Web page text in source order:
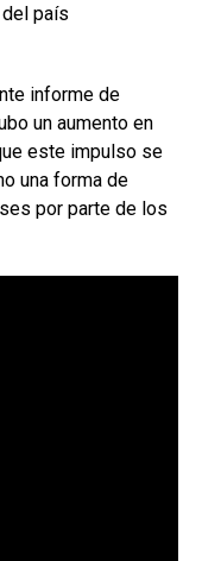
país
informe de
un aumento en
este impulso se
una forma de
por parte de los